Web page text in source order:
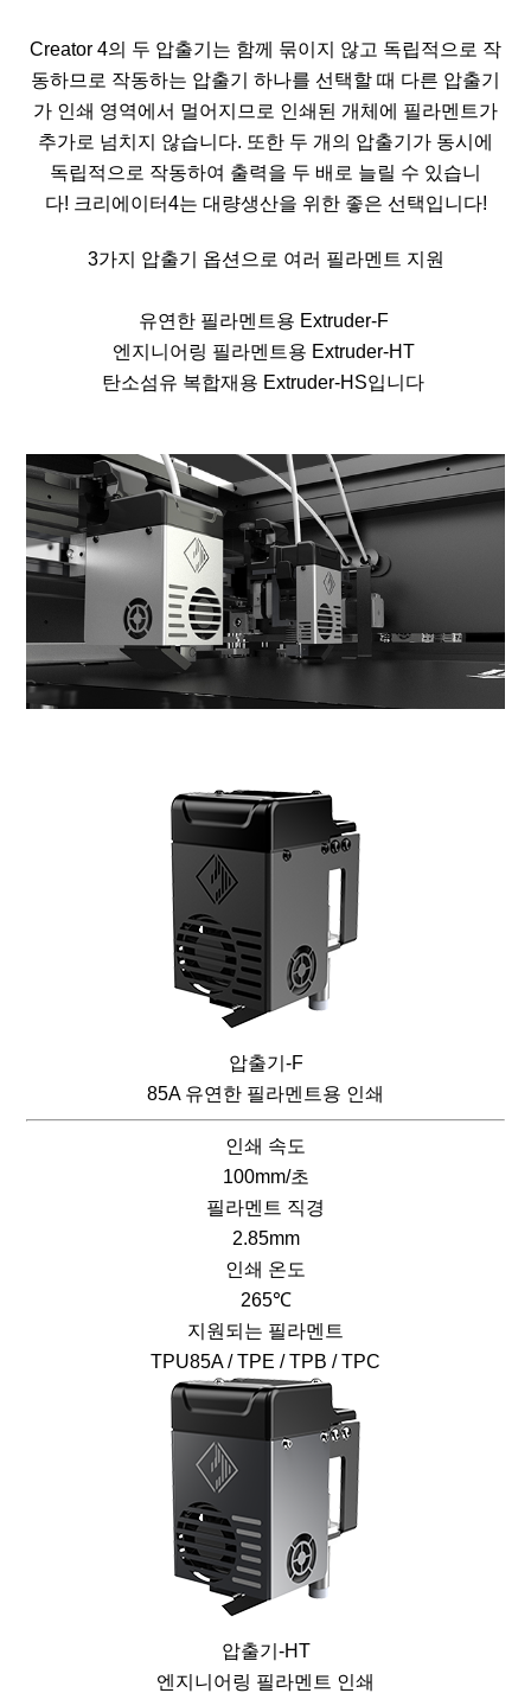
Creator 4의 두 압출기는 함께 묶이지 않고 독립적으로 작
동하므로 작동하는 압출기 하나를 선택할 때 다른 압출기
가 인쇄 영역에서 멀어지므로 인쇄된 개체에 필라멘트가
추가로 넘치지 않습니다. 또한 두 개의 압출기가 동시에
독립적으로 작동하여 출력을 두 배로 늘릴 수 있습니
다! 크리에이터4는 대량생산을 위한 좋은 선택입니다!
3가지 압출기 옵션으로 여러 필라멘트 지원
유연한 필라멘트용 Extruder-F
엔지니어링 필라멘트용 Extruder-HT
탄소섬유 복합재용 Extruder-HS입니다
압출기-F
85A 유연한 필라멘트용 인쇄
인쇄 속도
100mm/초
필라멘트 직경
2.85mm
인쇄 온도
265℃
지원되는 필라멘트
TPU85A / TPE / TPB / TPC
압출기-HT
엔지니어링 필라멘트 인쇄